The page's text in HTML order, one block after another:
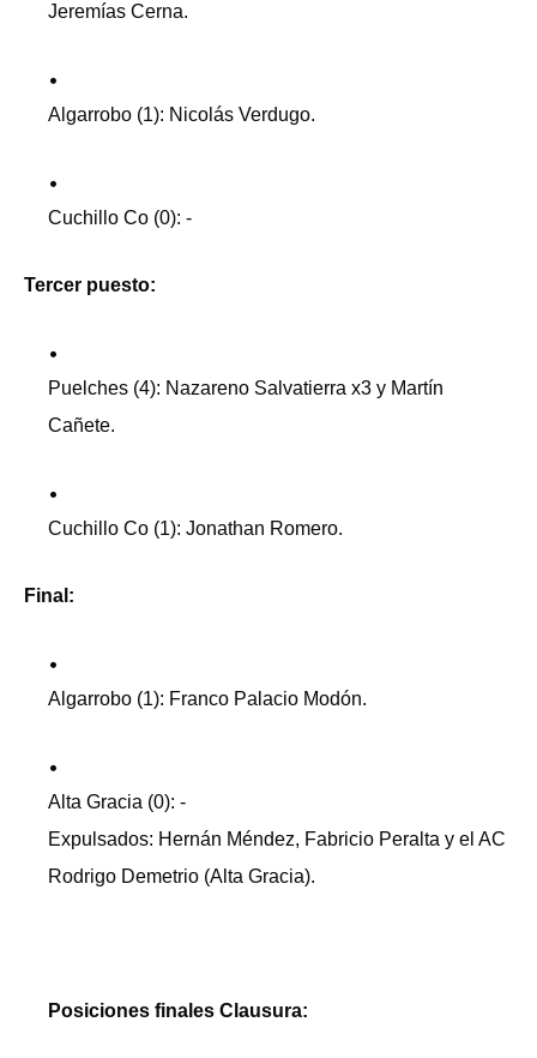
Jeremías Cerna.
Algarrobo (1): Nicolás Verdugo.
Cuchillo Co (0): -
Tercer puesto:
Puelches (4): Nazareno Salvatierra x3 y Martín
Cañete.
Cuchillo Co (1): Jonathan Romero.
Final:
Algarrobo (1): Franco Palacio Modón.
Alta Gracia (0): -
Expulsados: Hernán Méndez, Fabricio Peralta y el AC
Rodrigo Demetrio (Alta Gracia).
Posiciones finales Clausura: